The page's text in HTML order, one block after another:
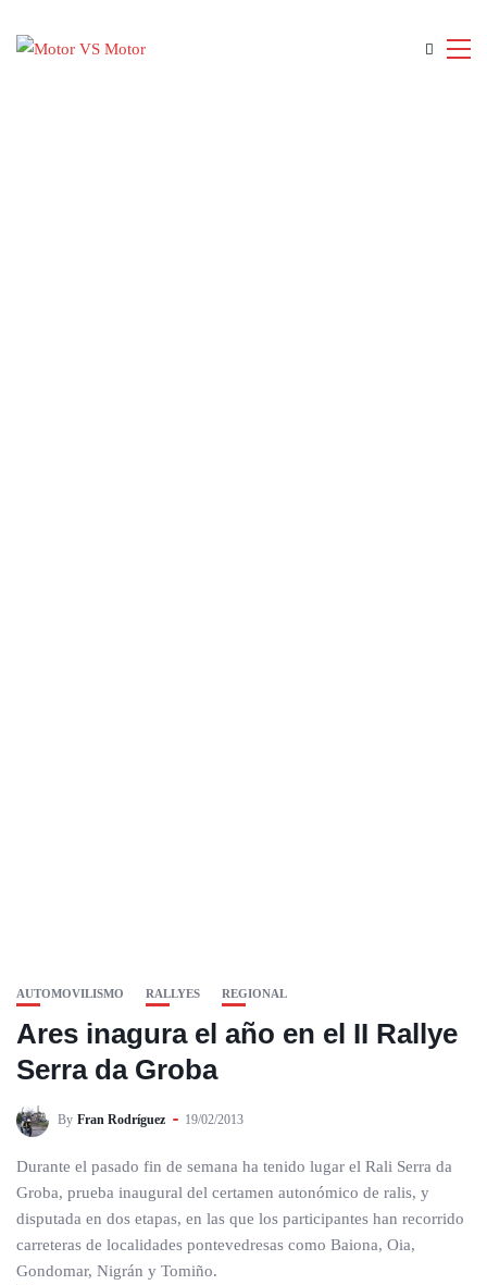
AUTOMOVILISMO RALLYES REGIONAL
Ares inagura el año en el II Rallye
Serra da Groba
By Fran Rodríguez 19/02/2013
Durante el pasado fin de semana ha tenido lugar el Rali Serra da
Groba, prueba inaugural del certamen autonómico de ralis, y
disputada en dos etapas, en las que los participantes han recorrido
carreteras de localidades pontevedresas como Baiona, Oia,
Gondomar, Nigrán y Tomiño.